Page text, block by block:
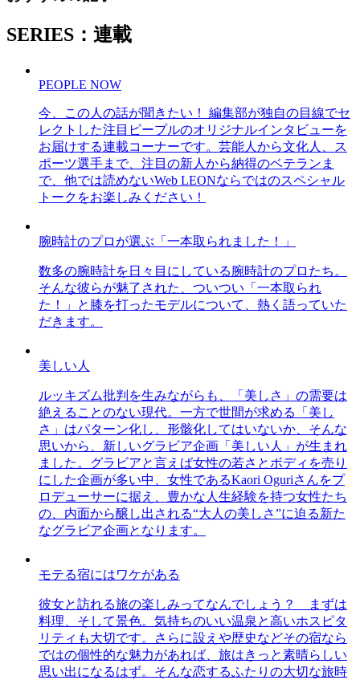
SERIES：連載
PEOPLE NOW
今、この人の話が聞きたい！ 編集部が独自の目線でセ
レクトした注目ピープルのオリジナルインタビューを
お届けする連載コーナーです。芸能人から文化人、ス
ポーツ選手まで、注目の新人から納得のベテランま
で、他では読めないWeb LEONならではのスペシャル
トークをお楽しみください！
腕時計のプロが選ぶ「一本取られました！」
数多の腕時計を日々目にしている腕時計のプロたち。
そんな彼らが魅了された、ついつい「一本取られ
た！」と膝を打ったモデルについて、熱く語っていた
だきます。
美しい人
ルッキズム批判を生みながらも、「美しさ」の需要は
絶えることのない現代。一方で世間が求める「美し
さ」はパターン化し、形骸化してはいないか、そんな
思いから、新しいグラビア企画「美しい人」が生まれ
ました。グラビアと言えば女性の若さとボディを売り
にした企画が多い中、女性であるKaori Oguriさんをプ
ロデューサーに据え、豊かな人生経験を持つ女性たち
の、内面から醸し出される“大人の美しさ”に迫る新た
なグラビア企画となります。
モテる宿にはワケがある
彼女と訪れる旅の楽しみってなんでしょう？ まずは
料理、そして景色。気持ちのいい温泉と高いホスピタ
リティも大切です。さらに設えや歴史などその宿なら
ではの個性的な魅力があれば、旅はきっと素晴らしい
思い出になるはず。そんな恋するふたりの大切な旅時